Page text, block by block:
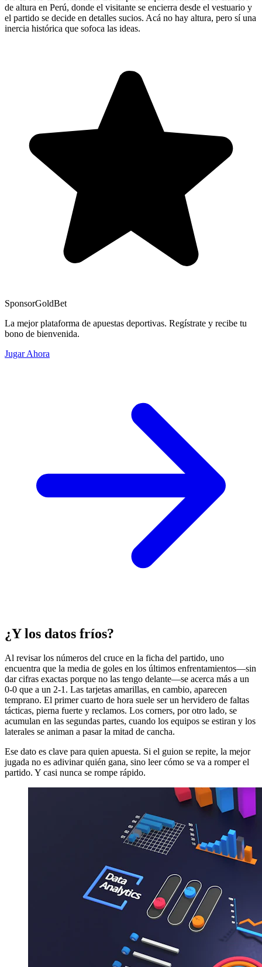
de altura en Perú, donde el visitante se encierra desde el vestuario y
el partido se decide en detalles sucios. Acá no hay altura, pero sí una
inercia histórica que sofoca las ideas.
SponsorGoldBet
La mejor plataforma de apuestas deportivas. Regístrate y recibe tu
bono de bienvenida.
Jugar Ahora
¿Y los datos fríos?
Al revisar los números del cruce en la ficha del partido, uno
encuentra que la media de goles en los últimos enfrentamientos—sin
dar cifras exactas porque no las tengo delante—se acerca más a un
0-0 que a un 2-1. Las tarjetas amarillas, en cambio, aparecen
temprano. El primer cuarto de hora suele ser un hervidero de faltas
tácticas, pierna fuerte y reclamos. Los corners, por otro lado, se
acumulan en las segundas partes, cuando los equipos se estiran y los
laterales se animan a pasar la mitad de cancha.
Ese dato es clave para quien apuesta. Si el guion se repite, la mejor
jugada no es adivinar quién gana, sino leer cómo se va a romper el
partido. Y casi nunca se rompe rápido.